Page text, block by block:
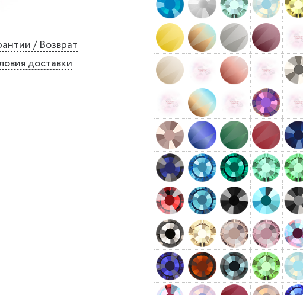
/ Возврат
доставки